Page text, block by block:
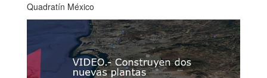
Quadratín México